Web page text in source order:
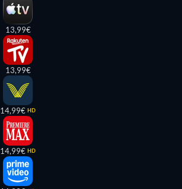
13,99€
13,99€
14,99€ HD
14,99€ HD